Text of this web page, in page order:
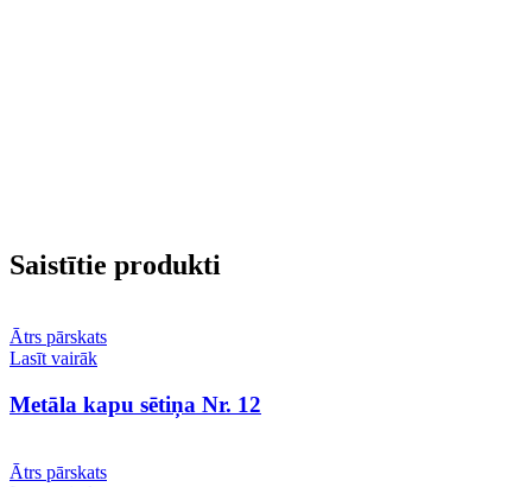
Saistītie produkti
Ātrs pārskats
Lasīt vairāk
Metāla kapu sētiņa Nr. 12
Ātrs pārskats